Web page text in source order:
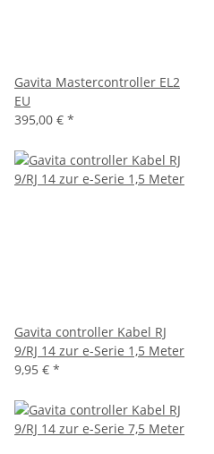
Gavita Mastercontroller EL2
EU
395,00 € *
Gavita controller Kabel RJ
9/RJ 14 zur e-Serie 1,5 Meter
9,95 € *